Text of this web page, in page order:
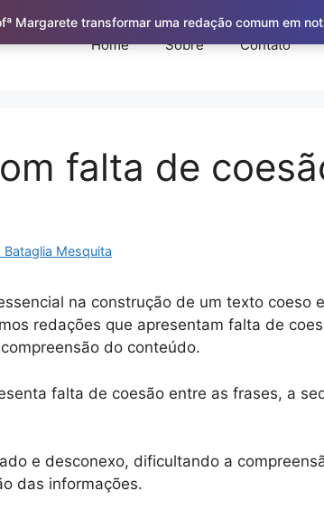
Home Sobre Contato
falta de
Bataglia Mesquita
na construção de um texto coeso
redações que apresentam falta de
do conteúdo.
falta de coesão entre as frases, a
e desconexo, dificultando a
das informações.
Margarete transformar uma redação comum em